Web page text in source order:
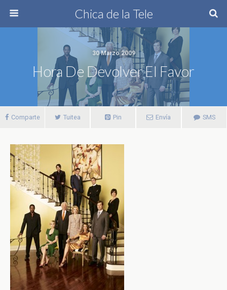
Chica de la Tele
30 Marzo 2009
Hora De Devolver El Favor
Comparte Tuitea Pin Envía SMS